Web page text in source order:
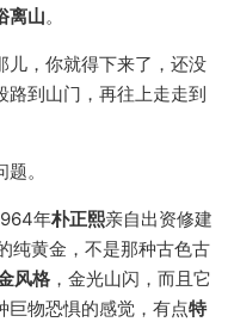
离山。
儿，你就得下来了，还没
路到山门，再往上走走到
。
年朴正熙亲自出资修建
纯黄金，不是那种古色古
风格 ，金光山闪，而且它
巨物恐惧的感觉，有点特